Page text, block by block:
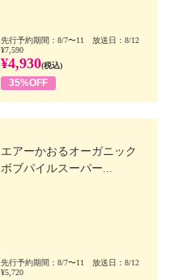
先行予約期間：8/7〜11 放送日：8/12
¥7,590
¥4,930(税込)
35%OFF
エアーかおるオーガニック
ボブパイルスーパー...
先行予約期間：8/7〜11 放送日：8/12
¥5,720